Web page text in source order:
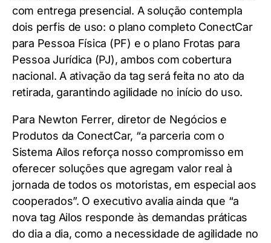
com entrega presencial. A solução contempla
dois perfis de uso: o plano completo ConectCar
para Pessoa Física (PF) e o plano Frotas para
Pessoa Jurídica (PJ), ambos com cobertura
nacional. A ativação da tag será feita no ato da
retirada, garantindo agilidade no início do uso.
Para Newton Ferrer, diretor de Negócios e
Produtos da ConectCar, “a parceria com o
Sistema Ailos reforça nosso compromisso em
oferecer soluções que agregam valor real à
jornada de todos os motoristas, em especial aos
cooperados”. O executivo avalia ainda que “a
nova tag Ailos responde às demandas práticas
do dia a dia, como a necessidade de agilidade no